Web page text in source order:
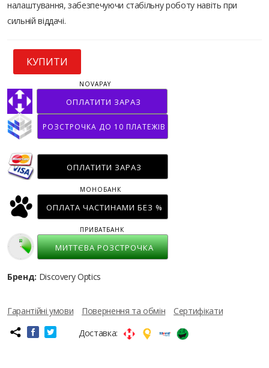
налаштування, забезпечуючи стабільну роботу навіть при
сильній віддачі.
КУПИТИ
ОПЛАТИТИ ЗАРАЗ
NOVAPAY
РОЗСТРОЧКА ДО 10 ПЛАТЕЖІВ
ОПЛАТИТИ ЗАРАЗ
ОПЛАТА ЧАСТИНАМИ БЕЗ %
МОНОБАНК
МИТТЄВА РОЗСТРОЧКА
ПРИВАТБАНК
Бренд: Discovery Optics
Гарантійні умови Повернення та обмін
Сертифікати
Доставка: